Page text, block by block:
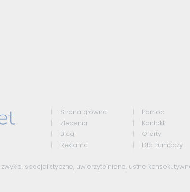
Strona główna
Zlecenia
Blog
Reklama
Pomoc
Kontakt
Oferty
Dla tłumaczy
zwykłe, specjalistyczne, uwierzytelnione, ustne